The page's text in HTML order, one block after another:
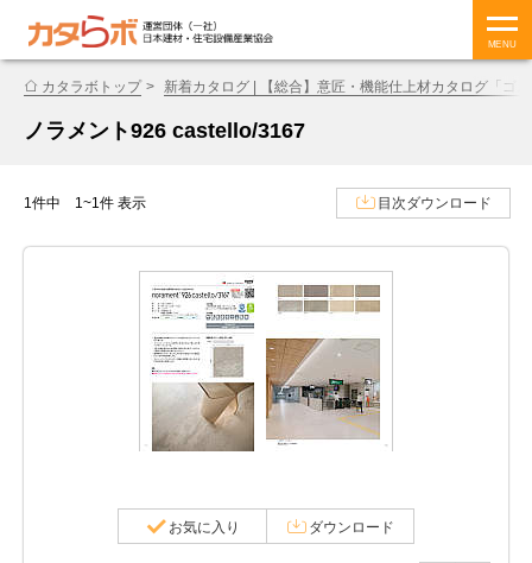
MENU
カタラボトップ 新着カタログ | 【総合】意匠・機能仕上材カタログ「ゴ
ノラメント926 castello/3167
1件中 1~1件 表示 目次ダウンロード
お気に入り ダウンロード